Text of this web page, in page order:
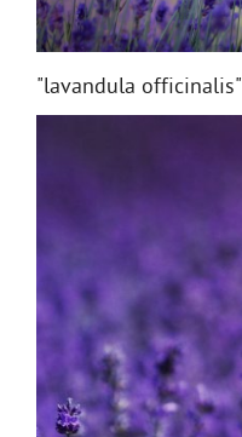
"lavandula officinalis"